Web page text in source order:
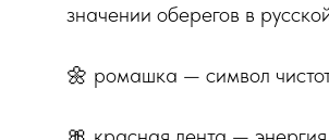
значении оберегов в
🌼 ромашка — символ